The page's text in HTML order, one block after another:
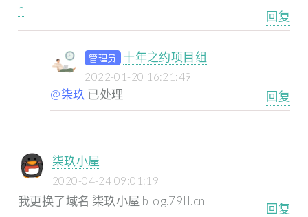
n
回复
管理员 十年之约项目组
2022-01-20 16:21:49
@柒玖 已处理 回复
柒玖小屋
2020-04-24 09:01:19
我更换了域名 柒玖小屋 blog.79ll.cn
回复